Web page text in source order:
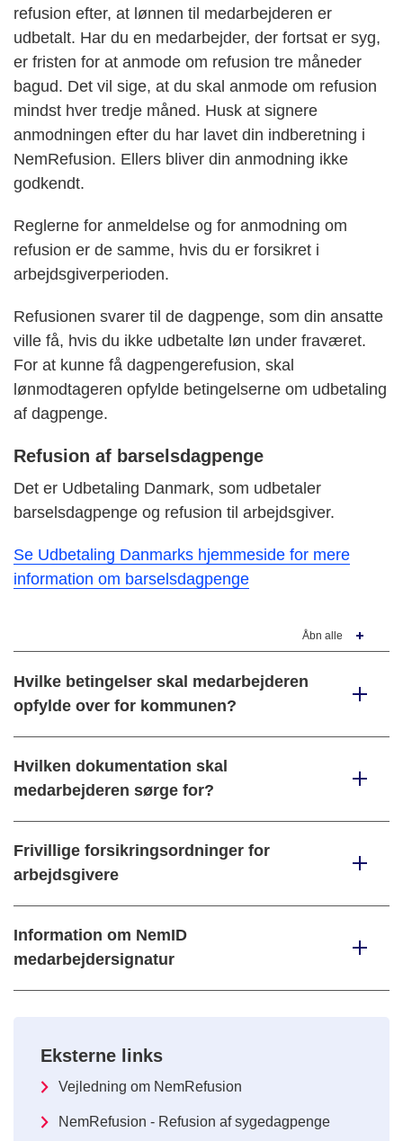
refusion efter, at lønnen til medarbejderen er
udbetalt. Har du en medarbejder, der fortsat er syg,
er fristen for at anmode om refusion tre måneder
bagud. Det vil sige, at du skal anmode om refusion
mindst hver tredje måned. Husk at signere
anmodningen efter du har lavet din indberetning i
NemRefusion. Ellers bliver din anmodning ikke
godkendt.
Reglerne for anmeldelse og for anmodning om
refusion er de samme, hvis du er forsikret i
arbejdsgiverperioden.
Refusionen svarer til de dagpenge, som din ansatte
ville få, hvis du ikke udbetalte løn under fraværet.
For at kunne få dagpengerefusion, skal
lønmodtageren opfylde betingelserne om udbetaling
af dagpenge.
Refusion af barselsdagpenge
Det er Udbetaling Danmark, som udbetaler
barselsdagpenge og refusion til arbejdsgiver.
Se Udbetaling Danmarks hjemmeside for mere
information om barselsdagpenge
Åbn alle
Hvilke betingelser skal medarbejderen
opfylde over for kommunen?
Hvilken dokumentation skal
medarbejderen sørge for?
Frivillige forsikringsordninger for
arbejdsgivere
Information om NemID
medarbejdersignatur
Eksterne links
Vejledning om NemRefusion
NemRefusion - Refusion af sygedagpenge